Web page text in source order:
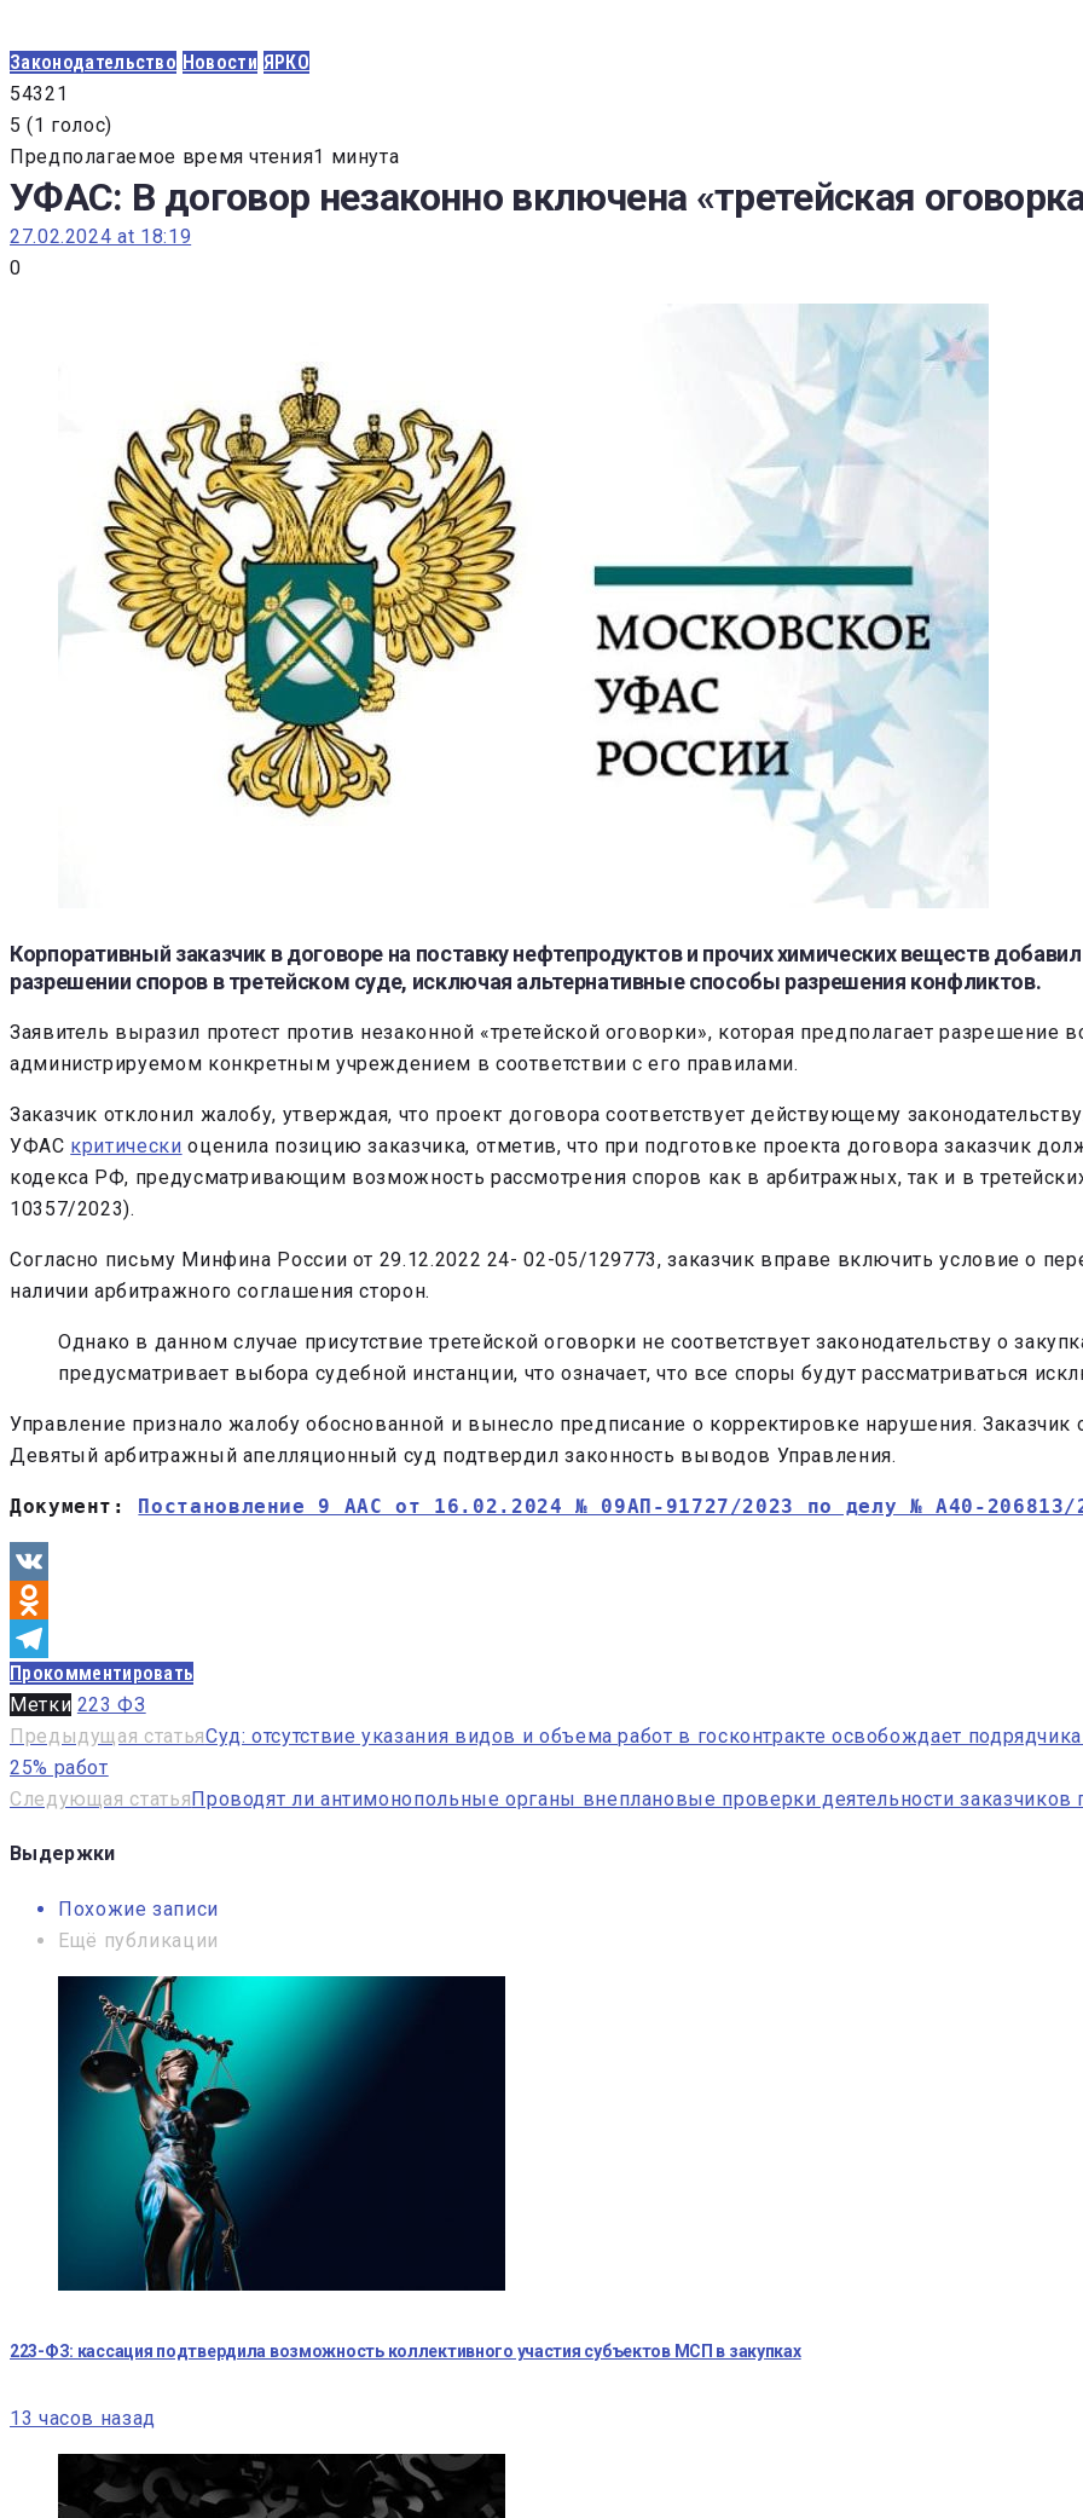
Законодательство Новости ЯРКО
54321
5 (1 голос)
Предполагаемое время чтения1 минута
УФАС: В договор незаконно включена «третейская
27.02.2024 at 18:19
0
Корпоративный заказчик в договоре на поставку нефтепродуктов и прочих химических веществ
разрешении споров в третейском суде, исключая альтернативные способы разрешения конфликтов.
Заявитель выразил протест против незаконной «третейской оговорки», которая предполагает разрешение
администрируемом конкретным учреждением в соответствии с его правилами.
Заказчик отклонил жалобу, утверждая, что проект договора соответствует действующему
УФАС критически оценила позицию заказчика, отметив, что при подготовке проекта договора заказчик
кодекса РФ, предусматривающим возможность рассмотрения споров как в арбитражных, так и в
10357/2023).
Согласно письму Минфина России от 29.12.2022 24- 02-05/129773, заказчик вправе включить условие о
наличии арбитражного соглашения сторон.
Однако в данном случае присутствие третейской оговорки не соответствует законодательству о
предусматривает выбора судебной инстанции, что означает, что все споры будут рассматриваться
Управление признало жалобу обоснованной и вынесло предписание о корректировке нарушения.
Девятый арбитражный апелляционный суд подтвердил законность выводов Управления.
Документ: Постановление 9 ААС от 16.02.2024 № 09АП-91727/2023 по делу № А40-206813/
VK
Odnoklassniki
Telegram
Прокомментировать
Метки 223 ФЗ
Навигация
по
записям
Предыдущая статьяСуд: отсутствие указания видов и объема работ в госконтракте освобождает
25% работ
Следующая статьяПроводят ли антимонопольные органы внеплановые проверки деятельности заказчиков
Выдержки
Похожие записи
Ещё публикации
223-ФЗ: кассация подтвердила возможность коллективного участия субъектов МСП в закупках
13 часов назад